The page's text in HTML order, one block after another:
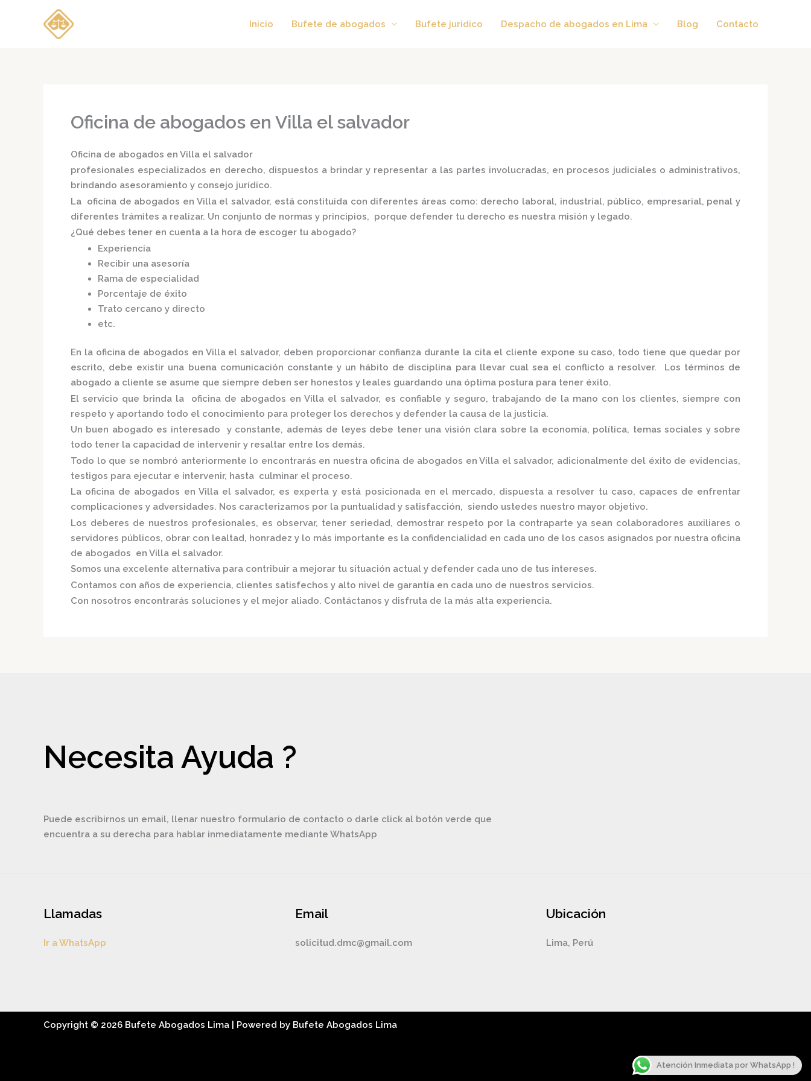
Inicio Bufete de abogados Bufete juridico Despacho de abogados en Lima Blog Contacto
Oficina de abogados en Villa el salvador
Oficina de abogados en Villa el salvador
profesionales especializados en derecho, dispuestos a brindar y representar a las partes involucradas, en procesos judiciales o administrativos,
brindando asesoramiento y consejo jurídico.
La oficina de abogados en Villa el salvador, está constituida con diferentes áreas como: derecho laboral, industrial, público, empresarial, penal y
diferentes trámites a realizar. Un conjunto de normas y principios, porque defender tu derecho es nuestra misión y legado.
¿Qué debes tener en cuenta a la hora de escoger tu abogado?
Experiencia
Recibir una asesoría
Rama de especialidad
Porcentaje de éxito
Trato cercano y directo
etc.
En la oficina de abogados en Villa el salvador, deben proporcionar confianza durante la cita el cliente expone su caso, todo tiene que quedar por
escrito, debe existir una buena comunicación constante y un hábito de disciplina para llevar cual sea el conflicto a resolver. Los términos de
abogado a cliente se asume que siempre deben ser honestos y leales guardando una óptima postura para tener éxito.
El servicio que brinda la oficina de abogados en Villa el salvador, es confiable y seguro, trabajando de la mano con los clientes, siempre con
respeto y aportando todo el conocimiento para proteger los derechos y defender la causa de la justicia.
Un buen abogado es interesado y constante, además de leyes debe tener una visión clara sobre la economía, política, temas sociales y sobre
todo tener la capacidad de intervenir y resaltar entre los demás.
Todo lo que se nombró anteriormente lo encontrarás en nuestra oficina de abogados en Villa el salvador, adicionalmente del éxito de evidencias,
testigos para ejecutar e intervenir, hasta culminar el proceso.
La oficina de abogados en Villa el salvador, es experta y está posicionada en el mercado, dispuesta a resolver tu caso, capaces de enfrentar
complicaciones y adversidades. Nos caracterizamos por la puntualidad y satisfacción, siendo ustedes nuestro mayor objetivo.
Los deberes de nuestros profesionales, es observar, tener seriedad, demostrar respeto por la contraparte ya sean colaboradores auxiliares o
servidores públicos, obrar con lealtad, honradez y lo más importante es la confidencialidad en cada uno de los casos asignados por nuestra oficina
de abogados en Villa el salvador.
Somos una excelente alternativa para contribuir a mejorar tu situación actual y defender cada uno de tus intereses.
Contamos con años de experiencia, clientes satisfechos y alto nivel de garantía en cada uno de nuestros servicios.
Con nosotros encontrarás soluciones y el mejor aliado. Contáctanos y disfruta de la más alta experiencia.
Necesita Ayuda ?
Puede escribirnos un email, llenar nuestro formulario de contacto o darle click al botón verde que
encuentra a su derecha para hablar inmediatamente mediante WhatsApp
Llamadas
Ir a WhatsApp
Email
solicitud.dmc@gmail.com
Ubicación
Lima, Perú
Copyright © 2026 Bufete Abogados Lima | Powered by Bufete Abogados Lima
Atención Inmediata por WhatsApp !